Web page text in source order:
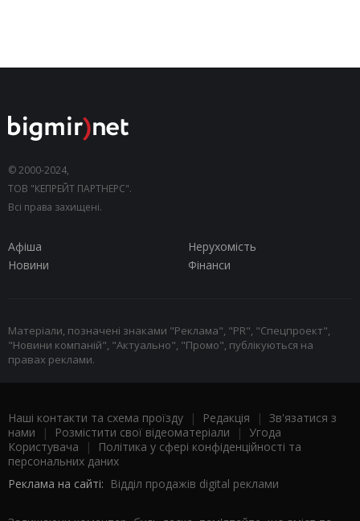
© 2000-2024,
ТОВ "КЕПРЕЙТ ПАРТНЕРС".
Всі права захищені.
Афіша
Нерухомість
Новини
Фінанси
Матеріали, позначені знаками "Реклама", "PR", "Спецпроект",
"Новини компаній", "Актуально", "Промо", публікуються на
правах реклами.
Наші контакти та схема проїзду | Редакція | Зв'язатися з
нами | Розмістити свої відеоматеріали | Угода
Користувача |
Політика у сфері конфіденційності та
персональних даних
Реклама на сайті: Відділ продажів digital реклами